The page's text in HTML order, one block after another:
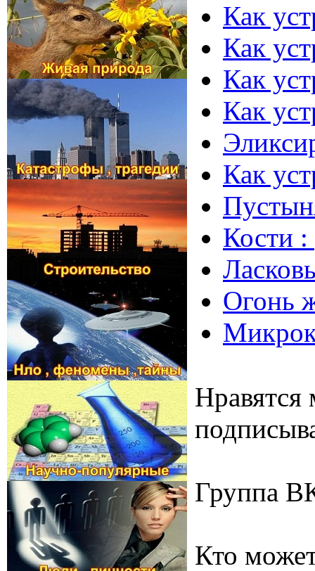
Как
Как
Как
Как
Как
Кости
Огонь
Группа
Кто